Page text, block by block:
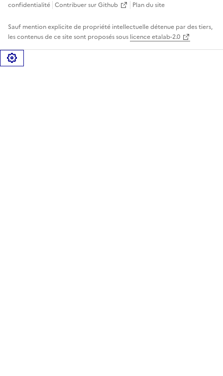
confidentialité Contribuer sur Github Plan du site
Sauf mention explicite de propriété intellectuelle détenue par des tiers,
les contenus de ce site sont proposés sous licence etalab-2.0
Gérer les cookies